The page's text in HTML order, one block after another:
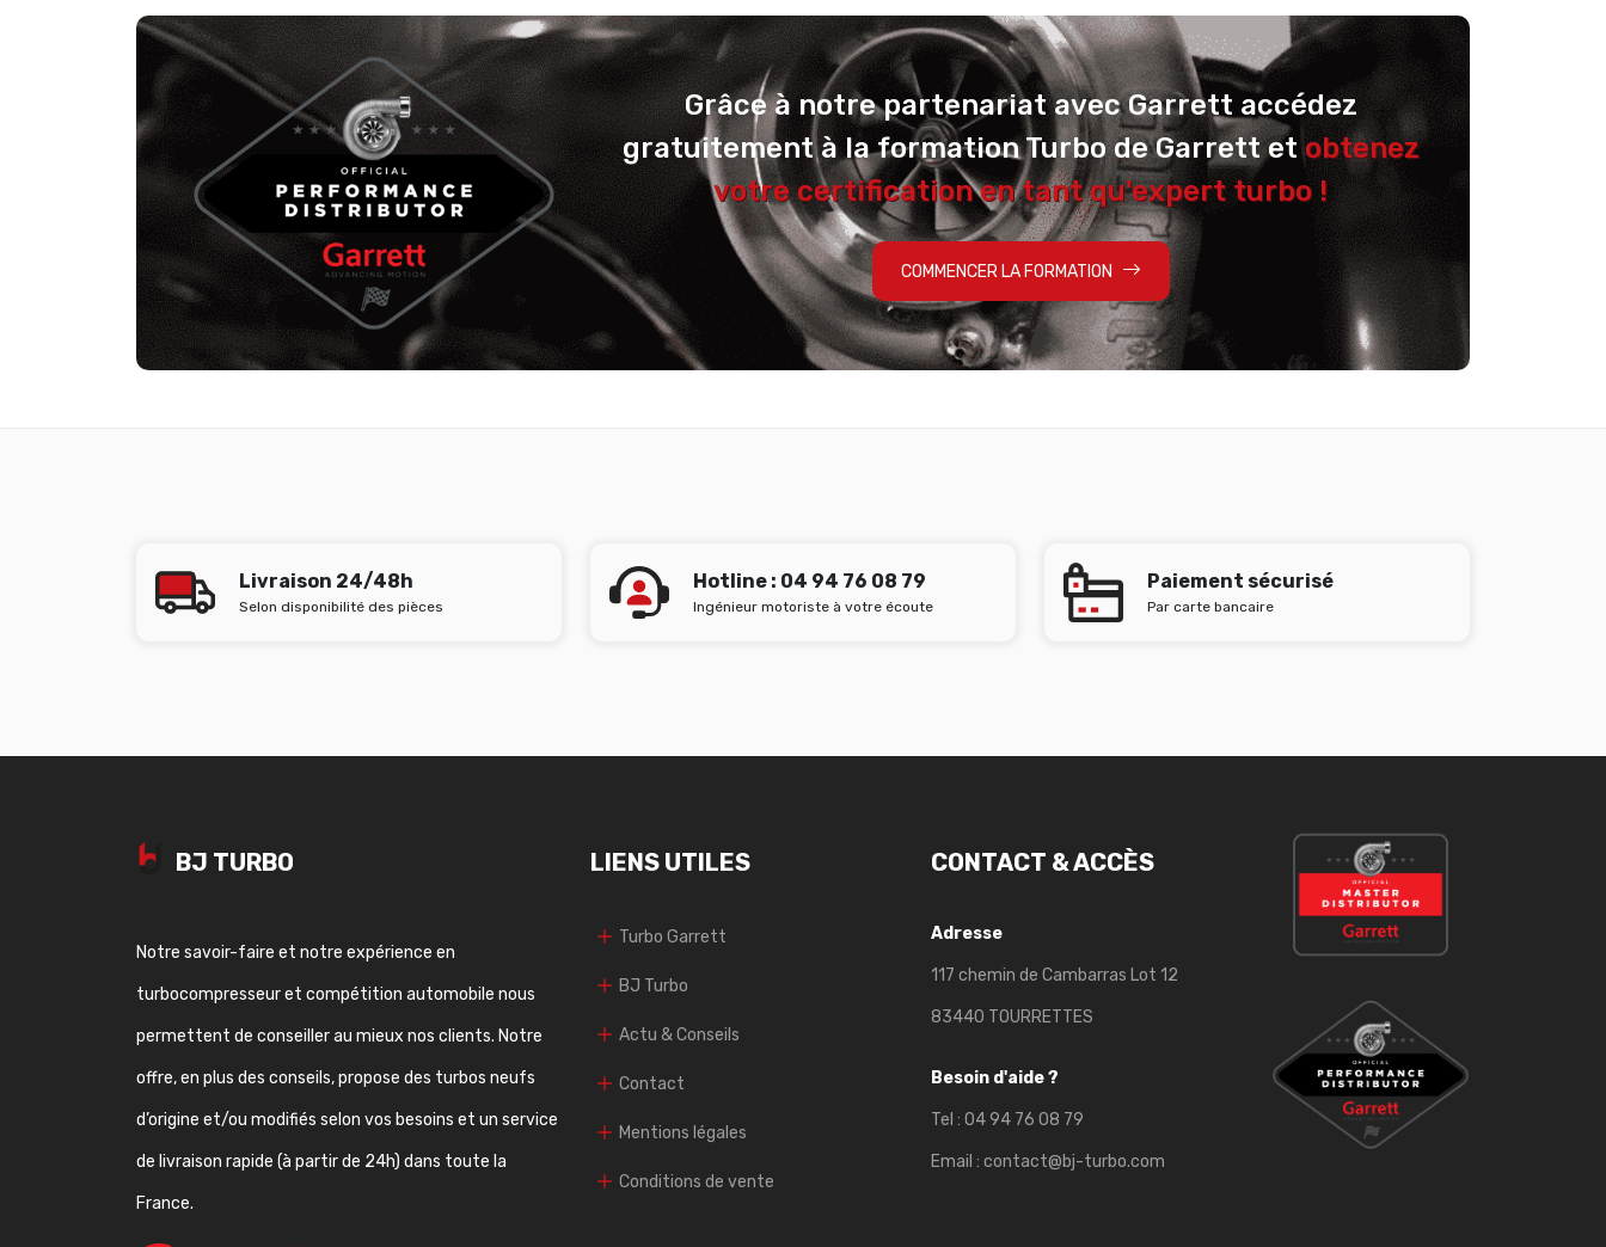
Grâce à notre partenariat avec Garrett accédez
gratuitement à la formation Turbo de Garrett etobtenez
votre certification en tant qu'expert turbo !
COMMENCER LA FORMATION
Livraison 24/48h
Selon disponibilité des pièces
Hotline : 04 94 76 08 79
Ingénieur motoriste à votre écoute
Paiement sécurisé
Par carte bancaire
BJ TURBO
Notre savoir-faire et notre expérience en
turbocompresseur et compétition automobile nous
permettent de conseiller au mieux nos clients. Notre
offre, en plus des conseils, propose des turbos neufs
d’origine et/ou modifiés selon vos besoins et un service
de livraison rapide (à partir de 24h) dans toute la
France.
LIENS UTILES
Turbo Garrett
BJ Turbo
Actu & Conseils
Contact
Mentions légales
Conditions de vente
CONTACT & ACCÈS
Adresse
117 chemin de Cambarras Lot 12
83440 TOURRETTES
Besoin d'aide ?
Tel : 04 94 76 08 79
Email : contact@bj-turbo.com